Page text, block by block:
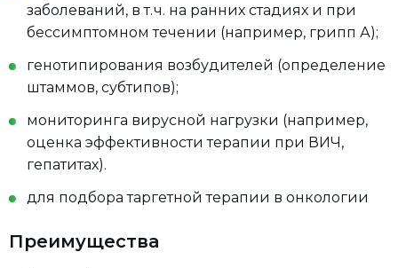
заболеваний, в т. ч. на ранних стадиях и при
бессимптомном течении (например, грипп А);
генотипирования возбудителей (определение
штаммов, субтипов);
мониторинга вирусной нагрузки (например,
оценка эффективности терапии при ВИЧ,
гепатитах).
для подбора таргетной терапии в онкологии
Преимущества